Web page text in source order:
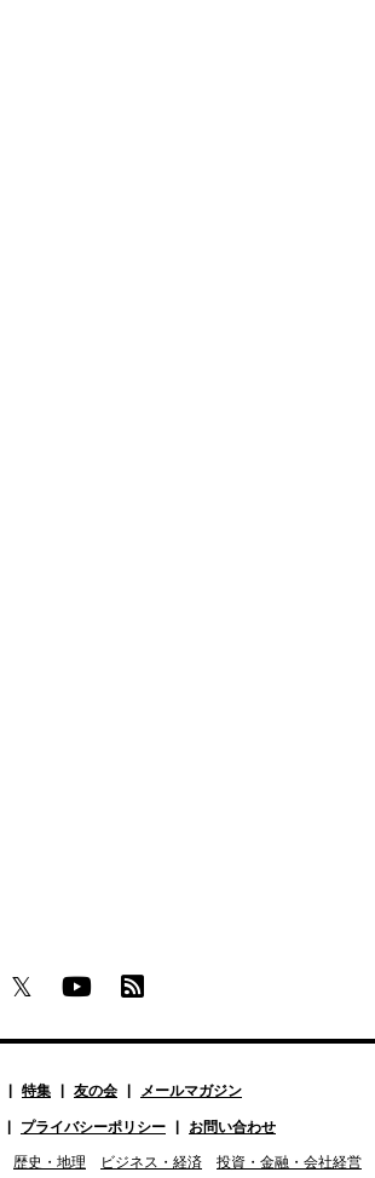
特集 友の会 メールマガジン
プライバシーポリシー お問い合わせ
歴史・地理 ビジネス・経済 投資・金融・会社経営